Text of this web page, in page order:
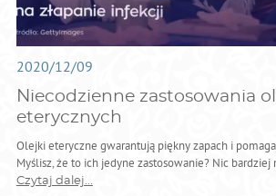
2020/12/09
Niecodzienne zastosowania
eterycznych
Olejki eteryczne gwarantują piękny zapach i
Myślisz, że to ich jedyne zastosowanie? Nic
Czytaj dalej...